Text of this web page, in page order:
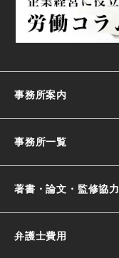
事務所案内
事務所一覧
著書・論文・監修協力
弁護士費用